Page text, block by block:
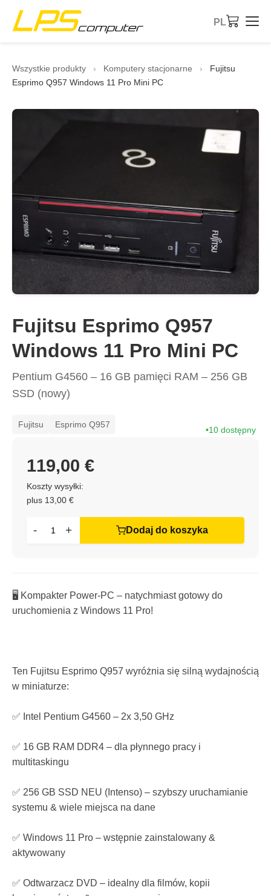
PL
Sklep eBay
Wszystkie produkty › Komputery stacjonarne ›
Fujitsu
Esprimo Q957 Windows 11 Pro Mini PC
Fujitsu Esprimo Q957
Windows 11 Pro Mini PC
Pentium G4560 – 16 GB pamięci RAM – 256 GB
SSD (nowy)
Fujitsu Esprimo Q957
10 dostępny
Koszty wysyłki:
plus 13,00 €
119,00 €
- + Dodaj do koszyka
🖥️ Kompakter Power-PC – natychmiast gotowy do
uruchomienia z Windows 11 Pro!
Ten Fujitsu Esprimo Q957 wyróżnia się silną wydajnością
w miniaturze:
✅ Intel Pentium G4560 – 2x 3,50 GHz
✅ 16 GB RAM DDR4 – dla płynnego pracy i
multitaskingu
✅ 256 GB SSD NEU (Intenso) – szybszy uruchamianie
systemu & wiele miejsca na dane
✅ Windows 11 Pro – wstępnie zainstalowany &
aktywowany
✅ Odtwarzacz DVD – idealny dla filmów, kopii